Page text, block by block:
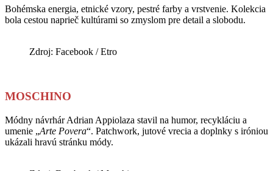
Bohémska energia, etnické vzory, pestré farby a vrstvenie. Kolekcia
bola cestou naprieč kultúrami so zmyslom pre detail a slobodu.
Zdroj: Facebook / Etro
MOSCHINO
Módny návrhár Adrian Appiolaza stavil na humor, recykláciu a
umenie „Arte Povera“. Patchwork, jutové vrecia a doplnky s iróniou
ukázali hravú stránku módy.